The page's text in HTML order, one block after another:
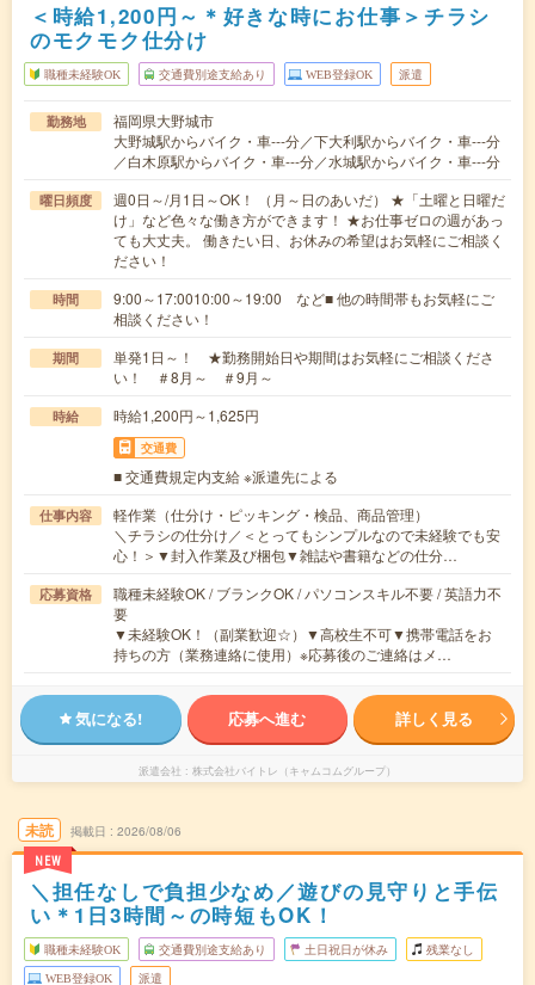
＜時給1,200円～＊好きな時にお仕事＞チラシ
のモクモク仕分け
職種未経験OK 交通費別途支給あり WEB登録OK 派遣
勤務地
福岡県大野城市
大野城駅からバイク・車---分／下大利駅からバイク・車---分
／白木原駅からバイク・車---分／水城駅からバイク・車---分
曜日頻度
週0日～/月1日～OK！ （月～日のあいだ） ★「土曜と日曜だ
け」など色々な働き方ができます！ ★お仕事ゼロの週があっ
ても大丈夫。 働きたい日、お休みの希望はお気軽にご相談く
ださい！
時間
9:00～17:0010:00～19:00 など■ 他の時間帯もお気軽にご
相談ください！
期間
単発1日～！ ★勤務開始日や期間はお気軽にご相談くださ
い！ ＃8月～ ＃9月～
時給 時給1,200円～1,625円
交通費
■ 交通費規定内支給 ※派遣先による
仕事内容
軽作業（仕分け・ピッキング・検品、商品管理）
＼チラシの仕分け／＜とってもシンプルなので未経験でも安
心！＞▼封入作業及び梱包▼雑誌や書籍などの仕分…
応募資格
職種未経験OK / ブランクOK / パソコンスキル不要 / 英語力不
要
▼未経験OK！（副業歓迎☆）▼高校生不可▼携帯電話をお
持ちの方（業務連絡に使用）※応募後のご連絡はメ…
気になる! 応募へ進む 詳しく見る
派遣会社 株式会社バイトレ（キャムコムグループ）
未読
NEW
掲載日 2026/08/06
＼担任なしで負担少なめ／遊びの見守りと手伝
い＊1日3時間～の時短もOK！
職種未経験OK 交通費別途支給あり 土日祝日が休み 残業なし
WEB登録OK 派遣